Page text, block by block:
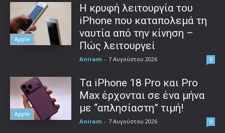
Apple
Η κρυφή λειτουργία του
iPhone που καταπολεμά τη
ναυτία από την κίνηση –
Πώς λειτουργεί
Aniram - 7 Αυγούστου 2026 0
Apple
Τα iPhone 18 Pro και Pro
Max έρχονται σε ένα μήνα
με “απλησίαστη” τιμή!
Aniram - 7 Αυγούστου 2026 0